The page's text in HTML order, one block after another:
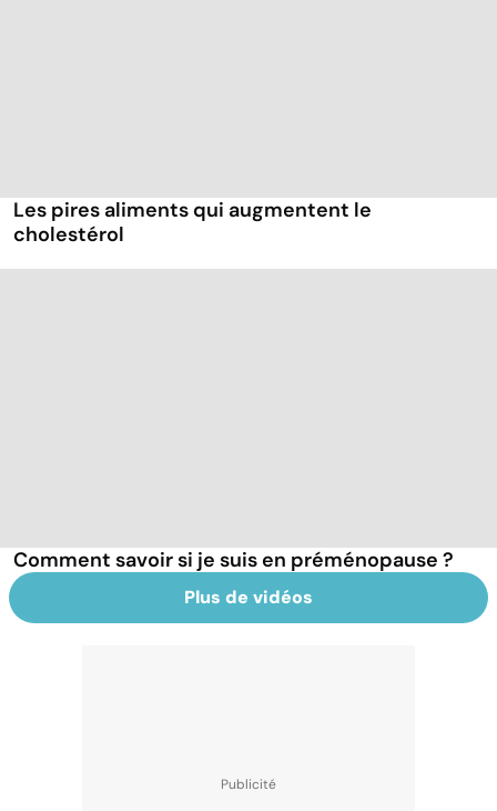
Les pires aliments qui augmentent le
cholestérol
Comment savoir si je suis en préménopause ?
Plus de vidéos